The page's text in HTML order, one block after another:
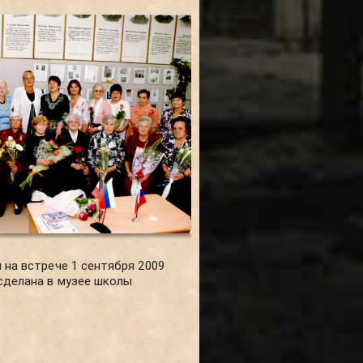
встрече 1 сентября 2009
в музее школы